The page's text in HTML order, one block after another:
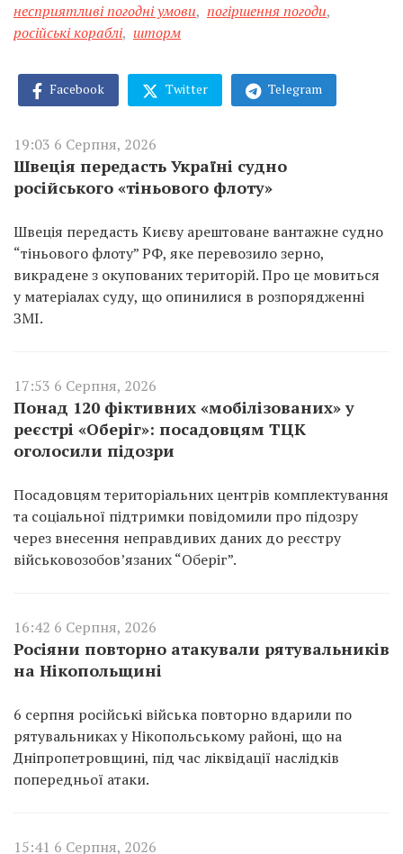
несприятливі погодні умови, погіршення погоди,
російські кораблі, шторм
Facebook Twitter Telegram
19:03 6 Серпня, 2026
Швеція передасть Україні судно
російського «тіньового флоту»
Швеція передасть Києву арештоване вантажне судно
“тіньового флоту” РФ, яке перевозило зерно,
викрадене з окупованих територій. Про це мовиться
у матеріалах суду, що опинилися в розпорядженні
ЗМІ.
17:53 6 Серпня, 2026
Понад 120 фіктивних «мобілізованих» у
реєстрі «Оберіг»: посадовцям ТЦК
оголосили підозри
Посадовцям територіальних центрів комплектування
та соціальної підтримки повідомили про підозру
через внесення неправдивих даних до реєстру
військовозобов’язаних “Оберіг”.
16:42 6 Серпня, 2026
Росіяни повторно атакували рятувальників
на Нікопольщині
6 серпня російські війська повторно вдарили по
рятувальниках у Нікопольському районі, що на
Дніпропетровщині, під час ліквідації наслідків
попередньої атаки.
15:41 6 Серпня, 2026